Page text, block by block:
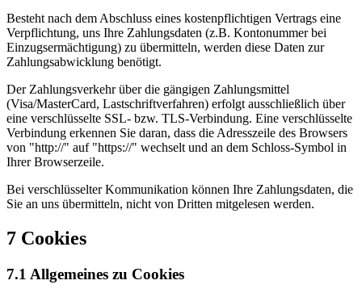
Besteht nach dem Abschluss eines kostenpflichtigen Vertrags eine
Verpflichtung, uns Ihre Zahlungsdaten (z.B. Kontonummer bei
Einzugsermächtigung) zu übermitteln, werden diese Daten zur
Zahlungsabwicklung benötigt.
Der Zahlungsverkehr über die gängigen Zahlungsmittel
(Visa/MasterCard, Lastschriftverfahren) erfolgt ausschließlich über
eine verschlüsselte SSL- bzw. TLS-Verbindung. Eine verschlüsselte
Verbindung erkennen Sie daran, dass die Adresszeile des Browsers
von "http://" auf "https://" wechselt und an dem Schloss-Symbol in
Ihrer Browserzeile.
Bei verschlüsselter Kommunikation können Ihre Zahlungsdaten, die
Sie an uns übermitteln, nicht von Dritten mitgelesen werden.
7 Cookies
7.1 Allgemeines zu Cookies